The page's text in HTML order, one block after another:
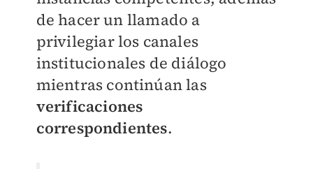
de hacer un llamado a
privilegiar los canales
institucionales de diálogo
mientras continúan las
verificaciones
correspondientes.